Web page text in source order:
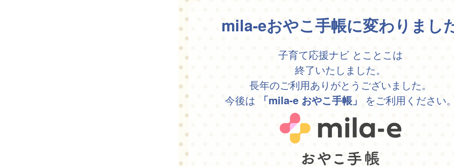
mila-eおやこ手帳に変わりまし
子育て応援ナビ とことこは
終了いたしました。
長年のご利用ありがとうございました。
今後は
「mila-e おやこ手帳」 をご利用ください